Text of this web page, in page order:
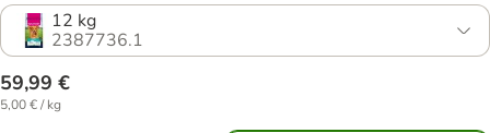
12 kg
2387736.1
59,99 €
5,00 € / kg